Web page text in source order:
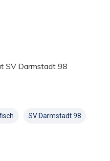
SV Darmstadt 98
SV Darmstadt 98